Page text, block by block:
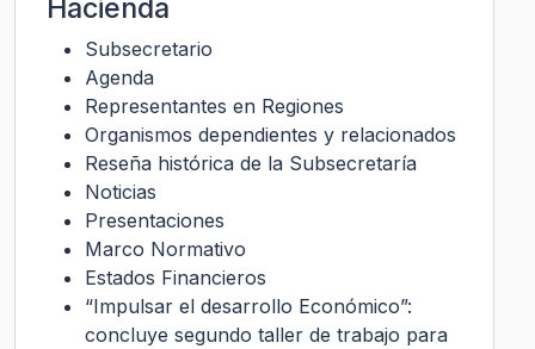
Hacienda
Subsecretario
Agenda
Representantes en Regiones
Organismos dependientes y relacionados
Reseña histórica de la Subsecretaría
Noticias
Presentaciones
Marco Normativo
Estados Financieros
“Impulsar el desarrollo Económico”:
concluye segundo taller de trabajo para